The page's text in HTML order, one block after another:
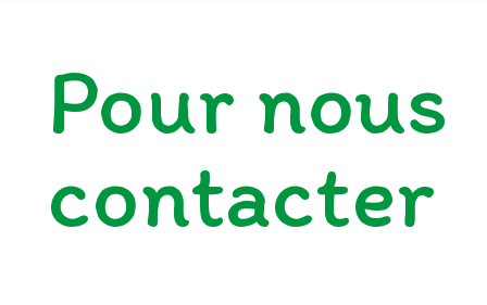
r&d
Pour nous
contacter